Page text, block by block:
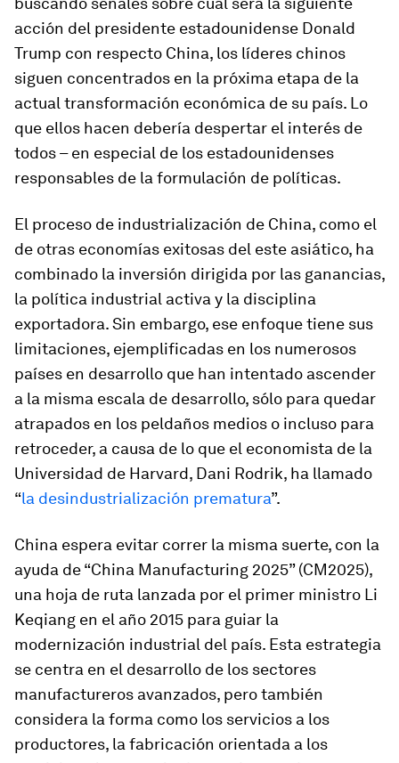
acción del presidente estadounidense Donald
Trump con respecto China, los líderes chinos
siguen concentrados en la próxima etapa de la
actual transformación económica de su país. Lo
que ellos hacen debería despertar el interés de
todos – en especial de los estadounidenses
responsables de la formulación de políticas.
El proceso de industrialización de China, como el
de otras economías exitosas del este asiático, ha
combinado la inversión dirigida por las ganancias,
la política industrial activa y la disciplina
exportadora. Sin embargo, ese enfoque tiene sus
limitaciones, ejemplificadas en los numerosos
países en desarrollo que han intentado ascender
a la misma escala de desarrollo, sólo para quedar
atrapados en los peldaños medios o incluso para
retroceder, a causa de lo que el economista de la
Universidad de Harvard, Dani Rodrik, ha llamado
“la desindustrialización prematura”.
China espera evitar correr la misma suerte, con la
ayuda de “China Manufacturing 2025” (CM2025),
una hoja de ruta lanzada por el primer ministro Li
Keqiang en el año 2015 para guiar la
modernización industrial del país. Esta estrategia
se centra en el desarrollo de los sectores
manufactureros avanzados, pero también
considera la forma como los servicios a los
productores, la fabricación orientada a los